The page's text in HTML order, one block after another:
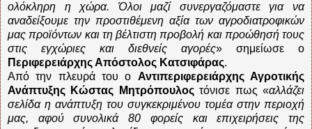
ολόκληρη η χώρα. Όλοι μαζί συνεργαζόμαστε για να
αναδείξουμε την προστιθέμενη αξία των αγροδιατροφικών
μας προϊόντων και τη βέλτιστη προβολή και προώθησή τους
στις εγχώριες και διεθνείς αγορές» σημείωσε ο
Περιφερειάρχης Απόστολος Κατσιφάρας.
Από την πλευρά του ο Αντιπεριφερειάρχης Αγροτικής
Ανάπτυξης Κώστας Μητρόπουλοςτόνισε πως «αλλάζει
σελίδα η ανάπτυξη του συγκεκριμένου τομέα στην περιοχή
μας, αφού συνολικά 80 φορείς και επιχειρήσεις της